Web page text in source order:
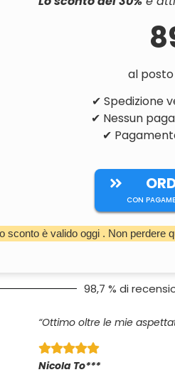
al
✔ Spedizione
✔ Nessun
✔
CON
sconto è valido oggi . Non perdere
98,7 % di
“Ottimo oltre le mie
Nicola To***